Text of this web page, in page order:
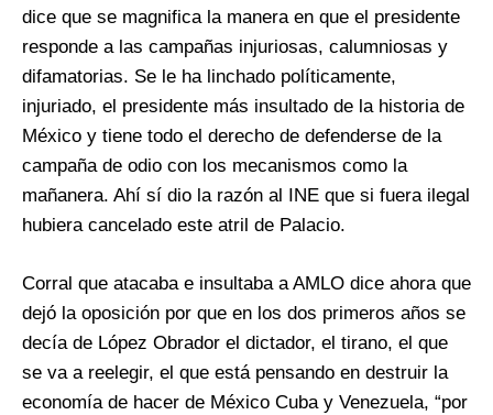
dice que se magnifica la manera en que el presidente
responde a las campañas injuriosas, calumniosas y
difamatorias. Se le ha linchado políticamente,
injuriado, el presidente más insultado de la historia de
México y tiene todo el derecho de defenderse de la
campaña de odio con los mecanismos como la
mañanera. Ahí sí dio la razón al INE que si fuera ilegal
hubiera cancelado este atril de Palacio.
Corral que atacaba e insultaba a AMLO dice ahora que
dejó la oposición por que en los dos primeros años se
decía de López Obrador el dictador, el tirano, el que
se va a reelegir, el que está pensando en destruir la
economía de hacer de México Cuba y Venezuela, “por